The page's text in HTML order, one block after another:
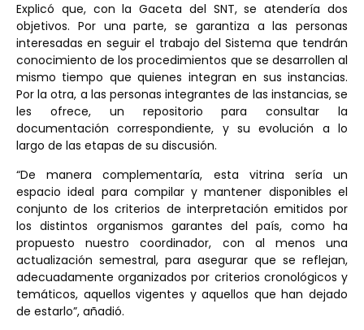
Explicó que, con la Gaceta del SNT, se atendería dos
objetivos. Por una parte, se garantiza a las personas
interesadas en seguir el trabajo del Sistema que tendrán
conocimiento de los procedimientos que se desarrollen al
mismo tiempo que quienes integran en sus instancias.
Por la otra, a las personas integrantes de las instancias, se
les ofrece, un repositorio para consultar la
documentación correspondiente, y su evolución a lo
largo de las etapas de su discusión.
“De manera complementaría, esta vitrina sería un
espacio ideal para compilar y mantener disponibles el
conjunto de los criterios de interpretación emitidos por
los distintos organismos garantes del país, como ha
propuesto nuestro coordinador, con al menos una
actualización semestral, para asegurar que se reflejan,
adecuadamente organizados por criterios cronológicos y
temáticos, aquellos vigentes y aquellos que han dejado
de estarlo”, añadió.